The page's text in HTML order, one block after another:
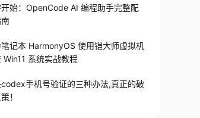
开始：OpenCode AI 编程助手完整配
记本 HarmonyOS 使用铠大师虚拟机
Win11 系统实战教程
手机号验证的三种办法,真正的破
！